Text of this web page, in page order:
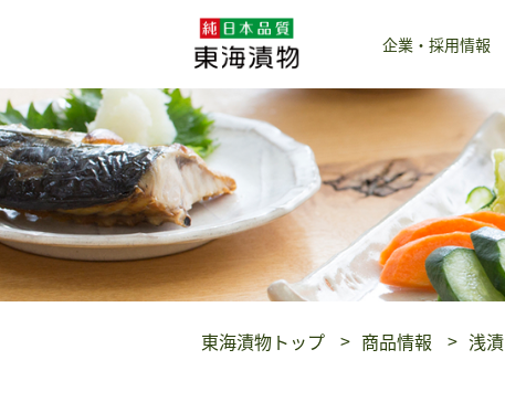
企業・採用情報
東海漬物トップ 商品情報 浅漬